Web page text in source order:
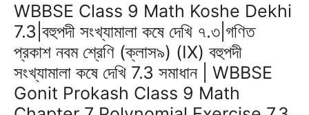
WBBSE Class 9 Math Koshe Dekhi
7.3|বহুপদী সংখ্যামালা কষে দেখি ৭.৩|গণিত
প্রকাশ নবম শ্রেণি (ক্লাস৯) (IX) বহুপদী
সংখ্যামালা কষে দেখি 7.3 সমাধান | WBBSE
Gonit Prokash Class 9 Math